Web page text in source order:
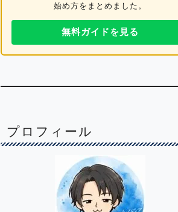
始め方をまとめました。
無料ガイドを見る
プロフィール